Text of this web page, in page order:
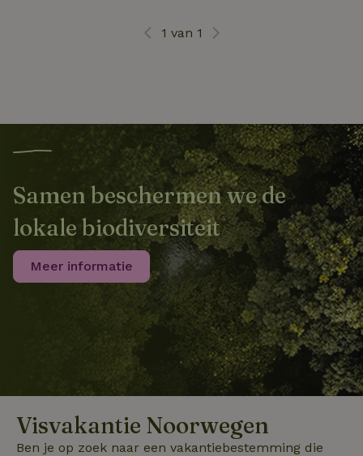
1 van 1
Samen beschermen we de
lokale biodiversiteit
Meer informatie
Visvakantie Noorwegen
Ben je op zoek naar een vakantiebestemming die